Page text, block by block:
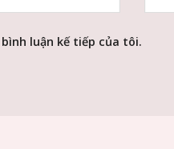
luận kế tiếp của tôi.